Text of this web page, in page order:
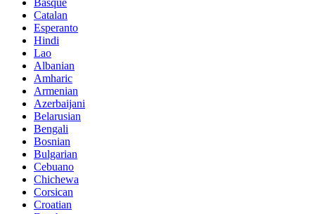
Catalan
Esperanto
Hindi
Lao
Albanian
Amharic
Armenian
Azerbaijani
Belarusian
Bengali
Bosnian
Bulgarian
Cebuano
Chichewa
Corsican
Croatian